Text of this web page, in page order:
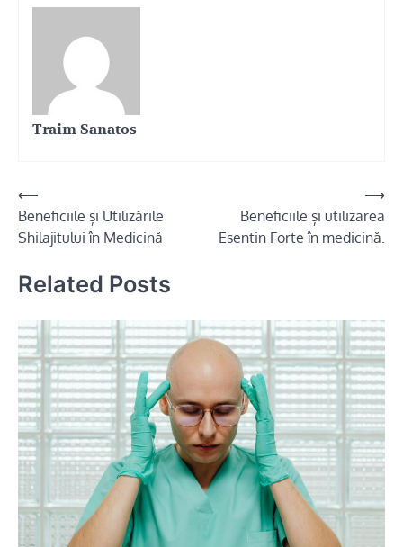
Traim Sanatos
Navigare
în
articole
⟵
Beneficiile și Utilizările
Shilajitului în Medicină
Beneficiile și utilizarea
Esentin Forte în medicină.
⟶
Related Posts